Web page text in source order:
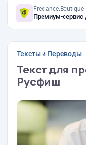
Freelance.Boutique
Премиум-сервис
Тексты и Переводы
Текст для
Русфиш